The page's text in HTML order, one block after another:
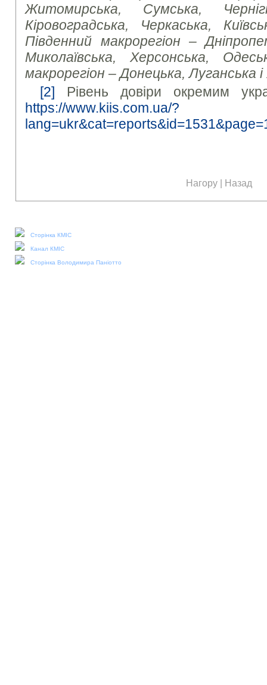
Житомирська, Сумська,
Кіровоградська, Черкаська,
Південний макрорегіон –
Миколаївська, Херсонська,
макрорегіон – Донецька, Луганська
[2] Рівень довіри окремим
https://www.kiis.com.ua/?
Нагору | Назад
Сторінка КМІС
Канал КМІС
Сторінка Володимира Паніотто